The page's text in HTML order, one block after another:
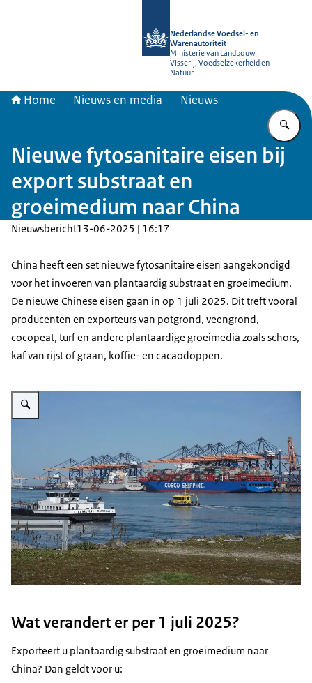
Nederlandse Voedsel- en
Warenautoriteit
Ministerie van Landbouw,
Visserij, Voedselzekerheid en
Natuur
Home Nieuws en media Nieuws
Nieuwe fytosanitaire eisen bij
export substraat en
groeimedium naar China
Nieuwsbericht13-06-2025 | 16:17
China heeft een set nieuwe fytosanitaire eisen aangekondigd
voor het invoeren van plantaardig substraat en groeimedium.
De nieuwe Chinese eisen gaan in op 1 juli 2025. Dit treft vooral
producenten en exporteurs van potgrond, veengrond,
cocopeat, turf en andere plantaardige groeimedia zoals schors,
kaf van rijst of graan, koffie- en cacaodoppen.
Vergroot afbeelding Containerschepen in de haven van Rotterdam
Wat verandert er per 1 juli 2025?
Exporteert u plantaardig substraat en groeimedium naar
China? Dan geldt voor u: